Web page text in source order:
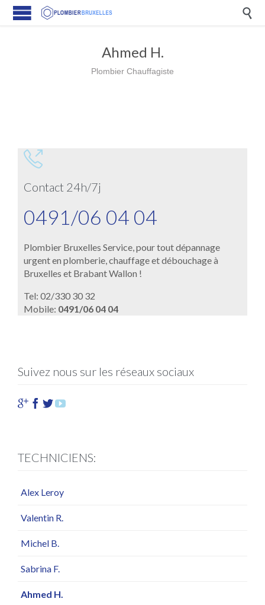

Ahmed H.
Plombier Chauffagiste

Contact 24h/7j
0491/06 04 04
Plombier Bruxelles Service, pour tout dépannage
urgent en plomberie, chauffage et débouchage à
Bruxelles et Brabant Wallon !
Tel: 02/330 30 32
Mobile: 0491/06 04 04
Suivez nous sur les réseaux sociaux
  
TECHNICIENS:
Alex Leroy
Valentin R.
Michel B.
Sabrina F.
Ahmed H.